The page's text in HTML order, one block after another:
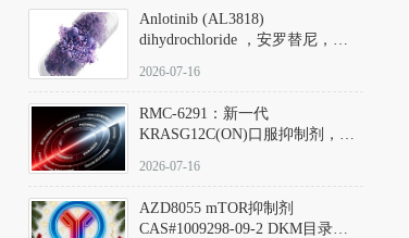
Anlotinib (AL3818)
dihydrochloride ，安罗替尼，
Hydrochloride实验方法步骤SOP
2026-07-16
RMC-6291：新一代
KRASG12C(ON)口服抑制剂，
(Elironrasib)CAS#2641998-63-0
2026-07-16
AZD8055 mTOR抑制剂
CAS#1009298-09-2 DKM目录号